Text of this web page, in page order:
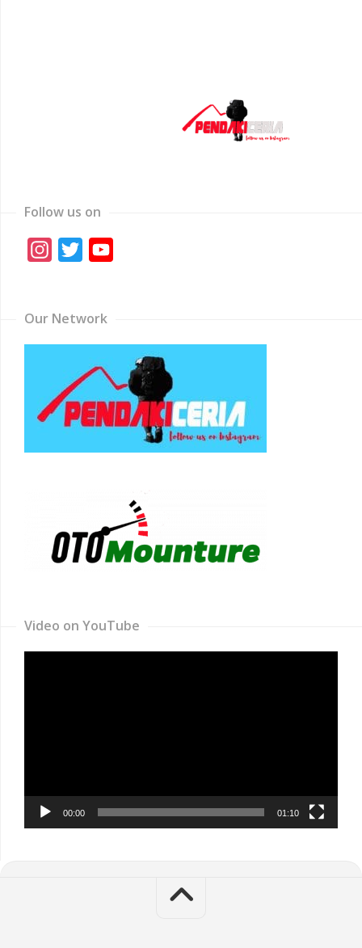
Follow us on
Instagram
Twitter
Our Network
Video on YouTube
00:00 01:10